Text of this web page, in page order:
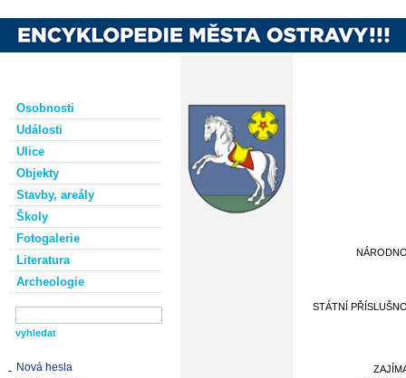
Osobnosti
Události
Ulice
Objekty
Stavby, areály
Školy
Fotogalerie
Literatura
Archeologie
Nová hesla
STÁTNÍ